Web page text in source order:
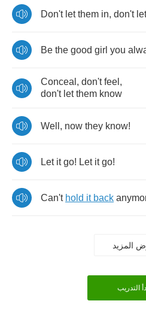
Don't let them in, don't let
Be the good girl you
Conceal , don't feel ,
don't let them know
Well , now they know!
Let it go! Let it go!
Can't hold it back
المزيد
التدريب